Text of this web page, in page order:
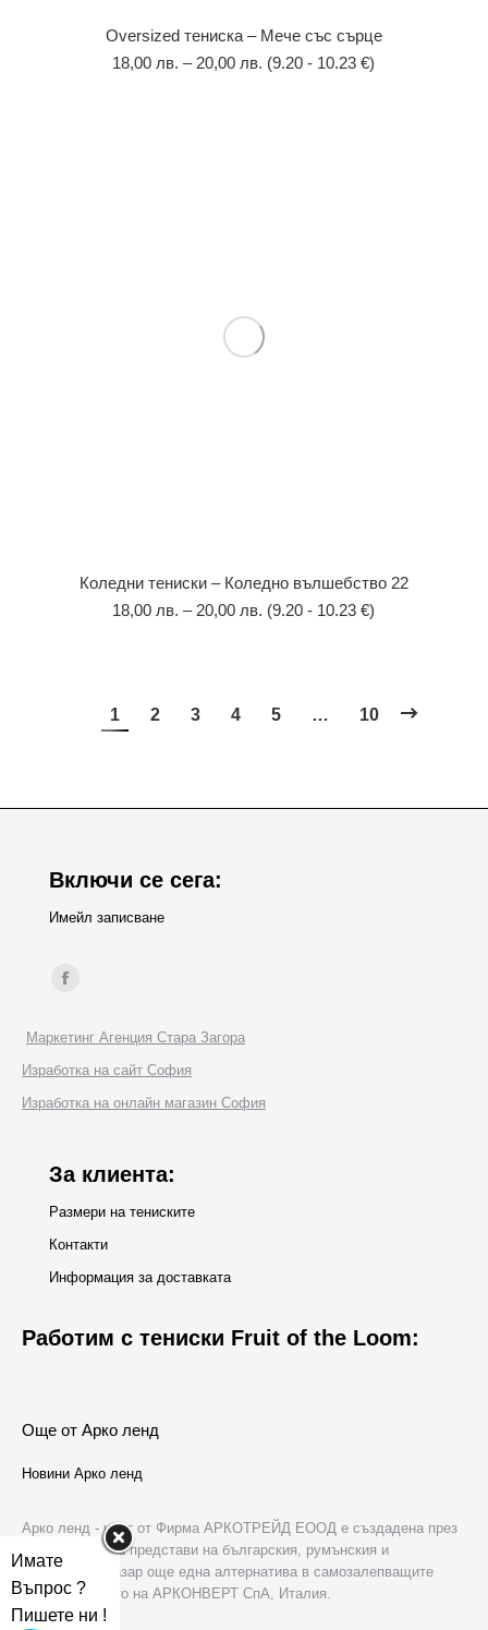
Оversized тениска – Мече със сърце
18,00 лв. – 20,00 лв. (9.20 - 10.23 €)
Коледни тениски – Коледно вълшебство 22
18,00 лв. – 20,00 лв. (9.20 - 10.23 €)
1 2 3 4 5 … 10
Включи се сега:
Имейл записване
Find us on:
Facebook
opens
in
new
Маркетинг Агенция Стара Загора
Изработка на сайт София
Изработка на онлайн магазин София
За клиента:
Размери на тениските
Контакти
Информация за доставката
Работим с тениски Fruit of the Loom:
Още от Арко ленд
Новини Арко ленд
Арко ленд - част от Фирма АРКОТРЕЙД ЕООД е създадена през
2006 г. с цел да представи на българския, румънския и
молдовския пазар още една алтернатива в самозалепващите
хартии в лицето на АРКОНВЕРТ СпА, Италия.
За нас
Имате
Въпрос ?
Пишете ни !